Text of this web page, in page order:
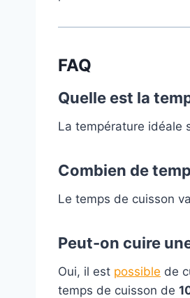
FAQ
Quelle est la
La température idéale
Combien de
Le temps de cuisson
Peut-on cuire
Oui, il est possible de
temps de cuisson de